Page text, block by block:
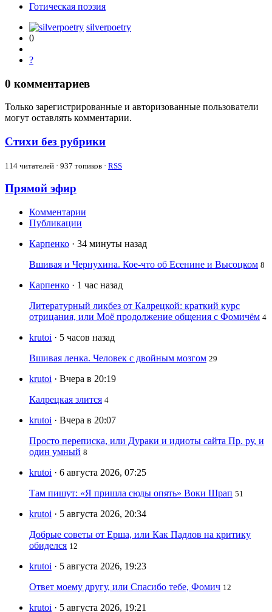
Готическая поэзия
silverpoetry
0
?
0 комментариев
Только зарегистрированные и авторизованные пользователи
могут оставлять комментарии.
Стихи без рубрики
114 читателей · 937 топиков · RSS
Прямой эфир
Комментарии
Публикации
Карпенко · 34 минуты назад
Вшивая и Чернухина. Кое-что об Есенине и Высоцком 8
Карпенко · 1 час назад
Литературный ликбез от Калрецкой: краткий курс
отрицания, или Моё продолжение общения с Фомичём 4
krutoi · 5 часов назад
Вшивая ленка. Человек с двойным мозгом 29
krutoi · Вчера в 20:19
Калрецкая злится 4
krutoi · Вчера в 20:07
Просто переписка, или Дураки и идиоты сайта Пр. ру, и
один умный 8
krutoi · 6 августа 2026, 07:25
Там пишут: «Я пришла сюды опять» Воки Шрап 51
krutoi · 5 августа 2026, 20:34
Добрые советы от Ерша, или Как Падлов на критику
обиделся 12
krutoi · 5 августа 2026, 19:23
Ответ моему другу, или Спасибо тебе, Фомич 12
krutoi · 5 августа 2026, 19:21